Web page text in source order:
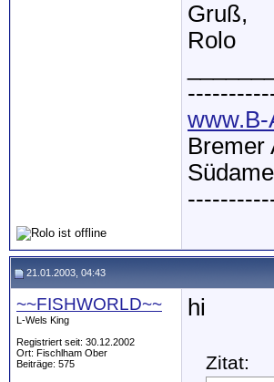
Gruß,
Rolo
Bremer
21.01.2003, 04:43
~~FISHWORLD~~
L-Wels King
Registriert seit: 30.12.2002
Ort: Fischlham Ober
Beiträge: 575
hi
Zitat: